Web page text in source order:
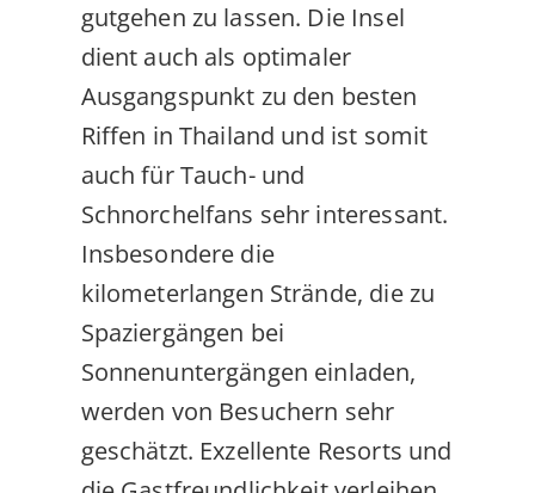
gutgehen zu lassen. Die Insel
dient auch als optimaler
Ausgangspunkt zu den besten
Riffen in Thailand und ist somit
auch für Tauch- und
Schnorchelfans sehr interessant.
Insbesondere die
kilometerlangen Strände, die zu
Spaziergängen bei
Sonnenuntergängen einladen,
werden von Besuchern sehr
geschätzt. Exzellente Resorts und